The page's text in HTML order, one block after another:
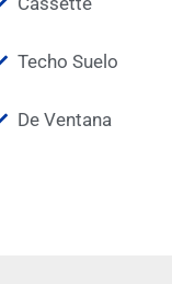
Techo Suelo
De Ventana